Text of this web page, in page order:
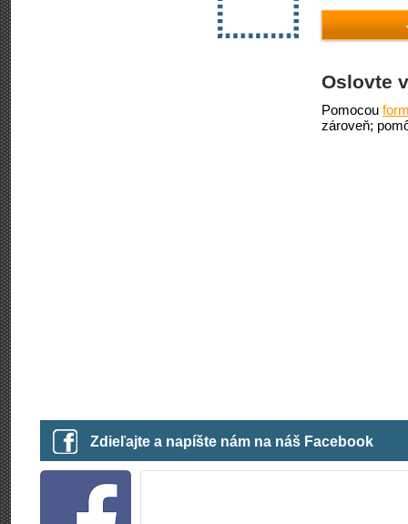
Oslovte
Pomocou
zároveň;
Zdieľajte a napíšte nám na náš Facebook